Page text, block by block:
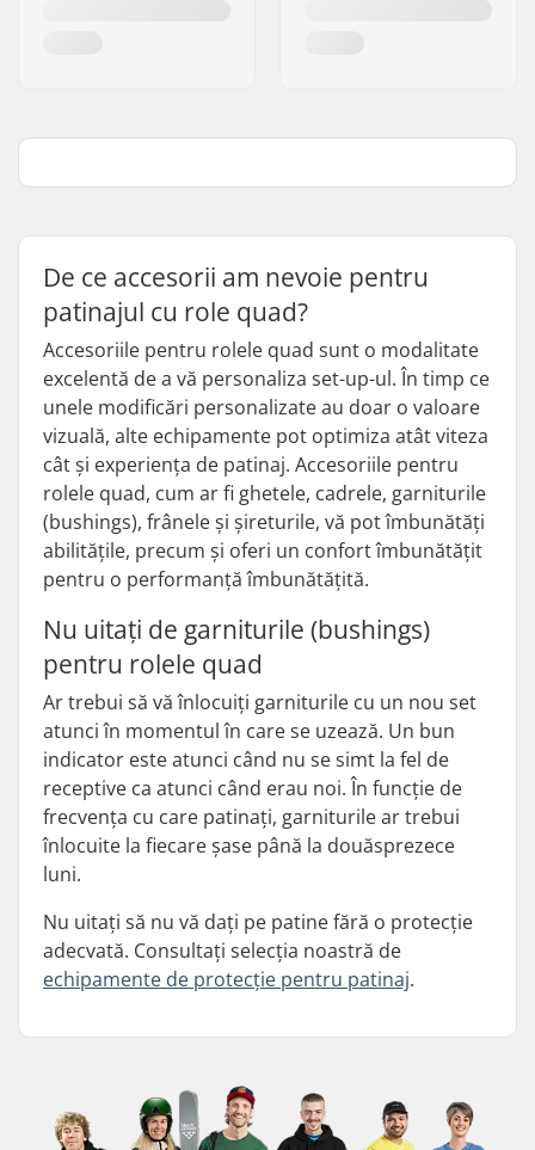
De ce accesorii am nevoie pentru
patinajul cu role quad?
Accesoriile pentru rolele quad sunt o modalitate
excelentă de a vă personaliza set-up-ul. În timp ce
unele modificări personalizate au doar o valoare
vizuală, alte echipamente pot optimiza atât viteza
cât și experiența de patinaj. Accesoriile pentru
rolele quad, cum ar fi ghetele, cadrele, garniturile
(bushings), frânele și șireturile, vă pot îmbunătăți
abilitățile, precum și oferi un confort îmbunătățit
pentru o performanță îmbunătățită.
Nu uitați de garniturile (bushings)
pentru rolele quad
Ar trebui să vă înlocuiți garniturile cu un nou set
atunci în momentul în care se uzează. Un bun
indicator este atunci când nu se simt la fel de
receptive ca atunci când erau noi. În funcție de
frecvența cu care patinați, garniturile ar trebui
înlocuite la fiecare șase până la douăsprezece
luni.
Nu uitați să nu vă dați pe patine fără o protecție
adecvată. Consultați selecția noastră de
echipamente de protecție pentru patinaj.